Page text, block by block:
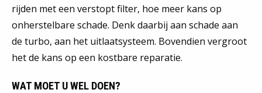
rijden met een verstopt filter, hoe meer kans op
onherstelbare schade. Denk daarbij aan schade aan
de turbo, aan het uitlaatsysteem. Bovendien vergroot
het de kans op een kostbare reparatie.
WAT MOET U WEL DOEN?